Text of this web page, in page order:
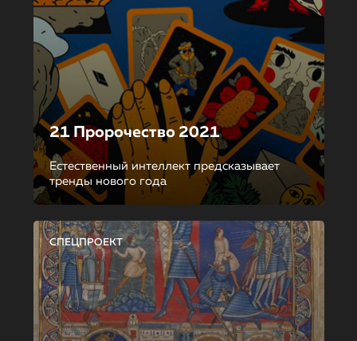
21 Пророчество 2021
Естественный интеллект предсказывает
тренды нового года
СПЕЦПРОЕКТ